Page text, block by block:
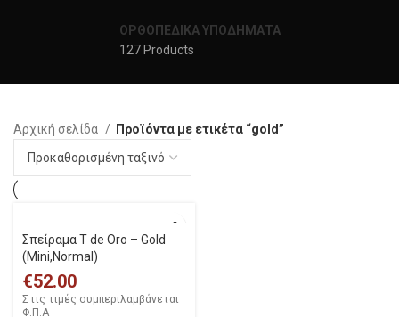
ΟΡΘΟΠΕΔΙΚΑ ΥΠΟΔΗΜΑΤΑ
127 Products
Αρχική σελίδα Προϊόντα με ετικέτα “gold”
Σπείραμα T de Oro – Gold
(Mini,Normal)
€52.00
Στις τιμές συμπεριλαμβάνεται
Φ.Π.Α